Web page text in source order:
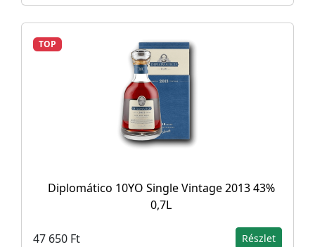
TOP
Diplomático 10YO Single Vintage 2013 43%
0,7L
47 650 Ft Részlet